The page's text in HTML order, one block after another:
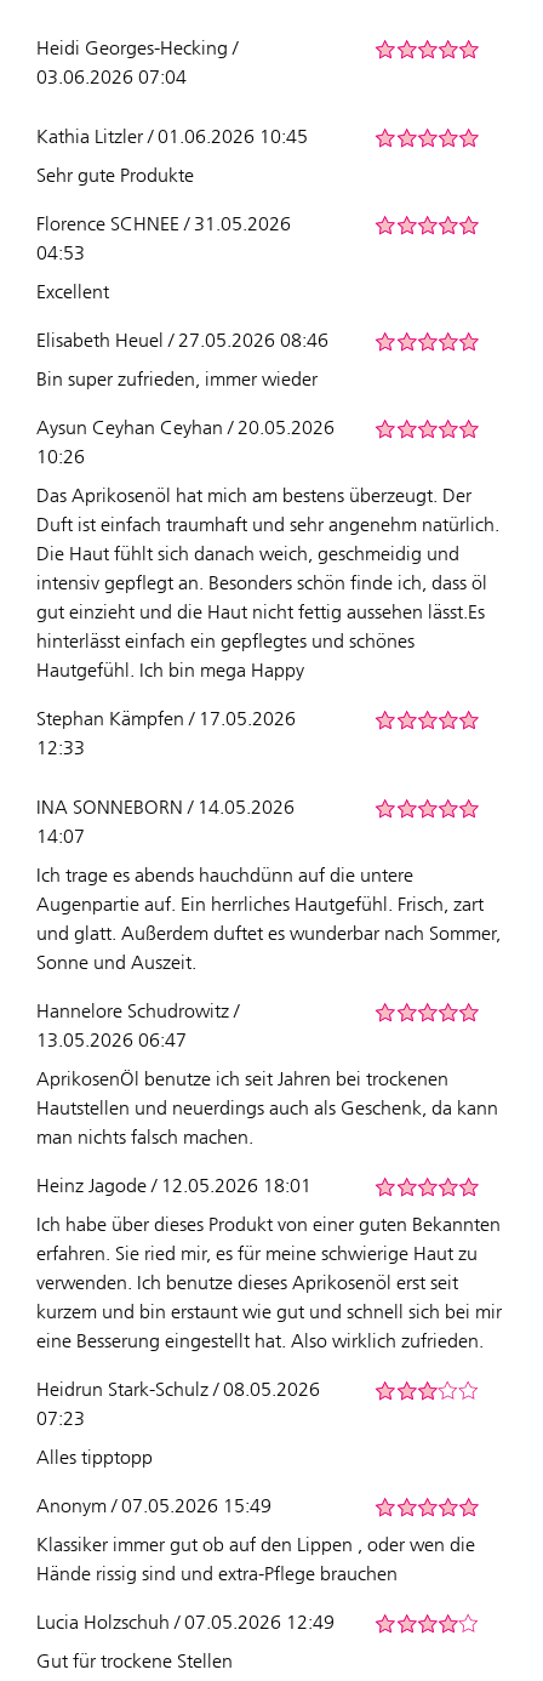
Heidi Georges-Hecking /
03.06.2026 07:04
Kathia Litzler / 01.06.2026 10:45
Sehr gute Produkte
Florence SCHNEE / 31.05.2026
04:53
Excellent
Elisabeth Heuel / 27.05.2026 08:46
Bin super zufrieden, immer wieder
Aysun Ceyhan Ceyhan / 20.05.2026
10:26
Das Aprikosenöl hat mich am bestens überzeugt. Der
Duft ist einfach traumhaft und sehr angenehm natürlich.
Die Haut fühlt sich danach weich, geschmeidig und
intensiv gepflegt an. Besonders schön finde ich, dass öl
gut einzieht und die Haut nicht fettig aussehen lässt.Es
hinterlässt einfach ein gepflegtes und schönes
Hautgefühl. Ich bin mega Happy
Stephan Kämpfen / 17.05.2026
12:33
INA SONNEBORN / 14.05.2026
14:07
Ich trage es abends hauchdünn auf die untere
Augenpartie auf. Ein herrliches Hautgefühl. Frisch, zart
und glatt. Außerdem duftet es wunderbar nach Sommer,
Sonne und Auszeit.
Hannelore Schudrowitz /
13.05.2026 06:47
AprikosenÖl benutze ich seit Jahren bei trockenen
Hautstellen und neuerdings auch als Geschenk, da kann
man nichts falsch machen.
Heinz Jagode / 12.05.2026 18:01
Ich habe über dieses Produkt von einer guten Bekannten
erfahren. Sie ried mir, es für meine schwierige Haut zu
verwenden. Ich benutze dieses Aprikosenöl erst seit
kurzem und bin erstaunt wie gut und schnell sich bei mir
eine Besserung eingestellt hat. Also wirklich zufrieden.
Heidrun Stark-Schulz / 08.05.2026
07:23
Alles tipptopp
Anonym / 07.05.2026 15:49
Klassiker immer gut ob auf den Lippen , oder wen die
Hände rissig sind und extra-Pflege brauchen
Lucia Holzschuh / 07.05.2026 12:49
Gut für trockene Stellen